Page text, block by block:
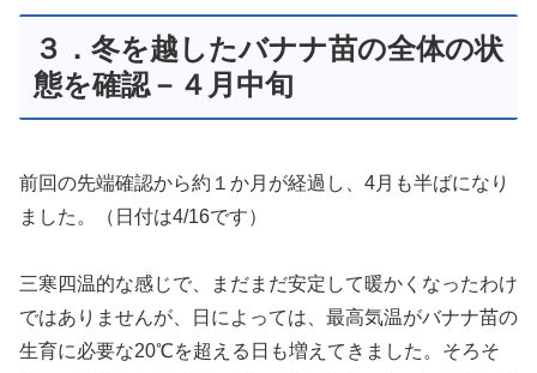
３．冬を越したバナナ苗の全体の状
態を確認－４月中旬
前回の先端確認から約１か月が経過し、4月も半ばになり
ました。（日付は4/16です）
三寒四温的な感じで、まだまだ安定して暖かくなったわけ
ではありませんが、日によっては、最高気温がバナナ苗の
生育に必要な20℃を超える日も増えてきました。そろそ